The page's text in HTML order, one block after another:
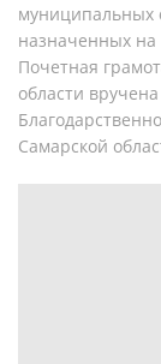
муниципальных
назначенных на
Почетная
области
Самарской